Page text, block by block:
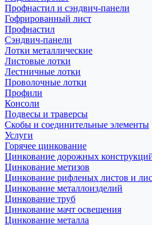
Профнастил и сэндвич-панели
Гофрированный лист
Профнастил
Сэндвич-панели
Лотки металлические
Листовые лотки
Лестничные лотки
Проволочные лотки
Профили
Консоли
Подвесы и траверсы
Скобы и соединительные элементы
Услуги
Горячее цинкование
Цинкование дорожных
Цинкование метизов
Цинкование рифленых листов и
Цинкование металлоизделий
Цинкование труб
Цинкование мачт освещения
Цинкование металла